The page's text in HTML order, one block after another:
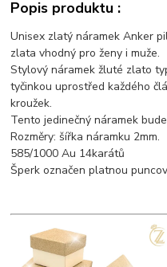
Popis produktu :
Unisex zlatý náramek Anker
zlata vhodný pro ženy i muže.
Stylový náramek žluté zlato
tyčinkou uprostřed každého
kroužek.
Tento jedinečný náramek
Rozměry: šířka náramku 2mm.
585/1000 Au 14karátů
Šperk označen platnou